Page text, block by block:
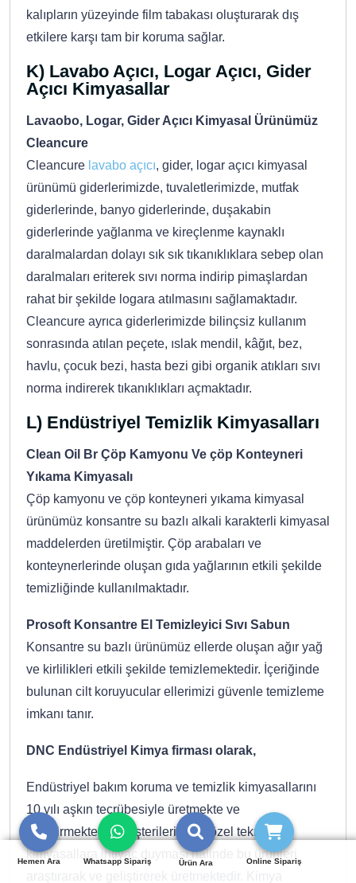
kalıpların yüzeyinde film tabakası oluşturarak dış
etkilere karşı tam bir koruma sağlar.
K) Lavabo Açıcı, Logar Açıcı, Gider
Açıcı Kimyasallar
Lavaobo, Logar, Gider Açıcı Kimyasal Ürünümüz
Cleancure
Cleancure lavabo açıcı, gider, logar açıcı kimyasal
ürünümü giderlerimizde, tuvaletlerimizde, mutfak
giderlerinde, banyo giderlerinde, duşakabin
giderlerinde yağlanma ve kireçlenme kaynaklı
daralmalardan dolayı sık sık tıkanıklıklara sebep olan
daralmaları eriterek sıvı norma indirip pimaşlardan
rahat bir şekilde logara atılmasını sağlamaktadır.
Cleancure ayrıca giderlerimizde bilinçsiz kullanım
sonrasında atılan peçete, ıslak mendil, kâğıt, bez,
havlu, çocuk bezi, hasta bezi gibi organik atıkları sıvı
norma indirerek tıkanıklıkları açmaktadır.
L) Endüstriyel Temizlik Kimyasalları
Clean Oil Br Çöp Kamyonu Ve çöp Konteyneri
Yıkama Kimyasalı
Çöp kamyonu ve çöp konteyneri yıkama kimyasal
ürünümüz konsantre su bazlı alkali karakterli kimyasal
maddelerden üretilmiştir. Çöp arabaları ve
konteynerlerinde oluşan gıda yağlarının etkili şekilde
temizliğinde kullanılmaktadır.
Prosoft Konsantre El Temizleyici Sıvı Sabun
Konsantre su bazlı ürünümüz ellerde oluşan ağır yağ
ve kirlilikleri etkili şekilde temizlemektedir. İçeriğinde
bulunan cilt koruyucular ellerimizi güvenle temizleme
imkanı tanır.
DNC Endüstriyel Kimya firması olarak,
Endüstriyel bakım koruma ve temizlik kimyasallarını
10 yılı aşkın tecrübesiyle üretmekte ve
geliştirmektedir. Müşterilerimizin özel teknik
kimyasallara ihtiyaç duyması halinde bu ürünleri
Hemen Ara Whatsapp Sipariş Ürün Ara Online Sipariş